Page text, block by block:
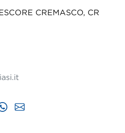
CREMASCO, CR